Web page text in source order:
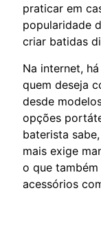
praticar em
popularidade
criar batidas
Na internet,
quem deseja
desde
opções
baterista
mais exige
o que
acessórios